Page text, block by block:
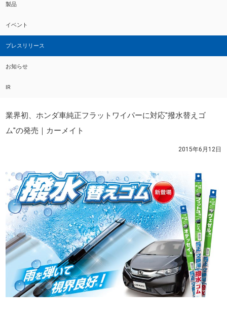
製品
イベント
プレスリリース
お知らせ
IR
業界初、ホンダ車純正フラットワイパーに対応"撥水替えゴ
ム"の発売｜カーメイト
2015年6月12日